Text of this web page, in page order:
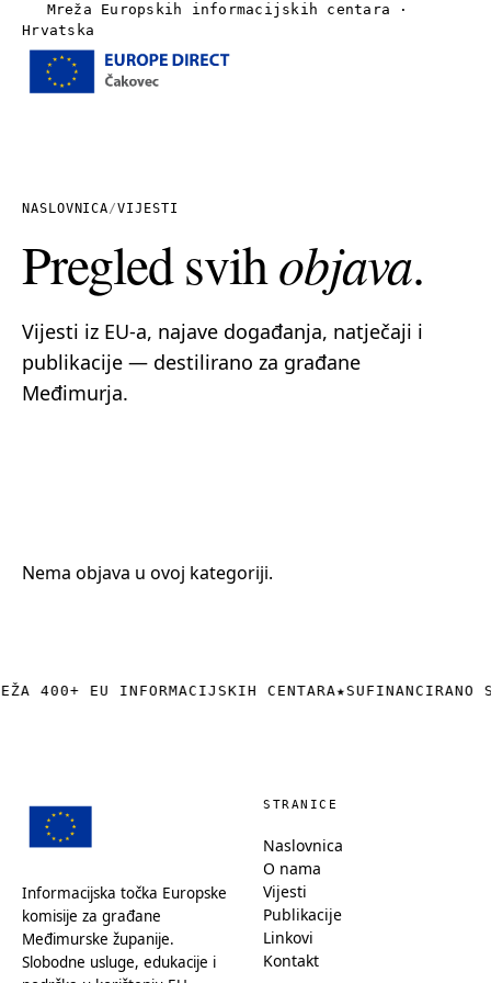
Mreža Europskih informacijskih centara ·
Hrvatska
Vijesti
Linkovi
NASLOVNICA/VIJESTI
Pregled svihobjava.
Vijesti iz EU-a, najave događanja, natječaji i
publikacije — destilirano za građane
Međimurja.
Nema objava u ovoj kategoriji.
400+ EU INFORMACIJSKIH CENTARA★SUFINANCIRANO
Informacijska točka Europske
komisije za građane
Međimurske županije.
Slobodne usluge, edukacije i
STRANICE
Naslovnica
O nama
Vijesti
Publikacije
Linkovi
Kontakt